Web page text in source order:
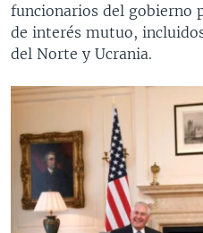
ENTRETENIMIENTO
funcionarios del gobierno
de interés mutuo,
del Norte y Ucrania.